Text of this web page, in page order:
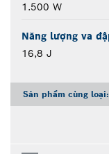
1.500 W
Năng lượng va
16,8 J
Sản phẩm cùng loại: